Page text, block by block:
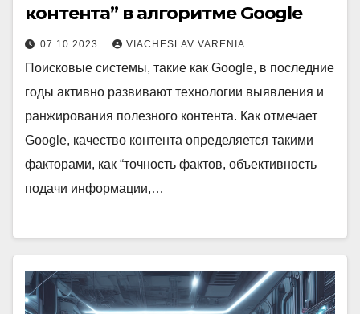
контента” в алгоритме Google
07.10.2023 VIACHESLAV VARENIA
Поисковые системы, такие как Google, в последние
годы активно развивают технологии выявления и
ранжирования полезного контента. Как отмечает
Google, качество контента определяется такими
факторами, как “точность фактов, объективность
подачи информации,…